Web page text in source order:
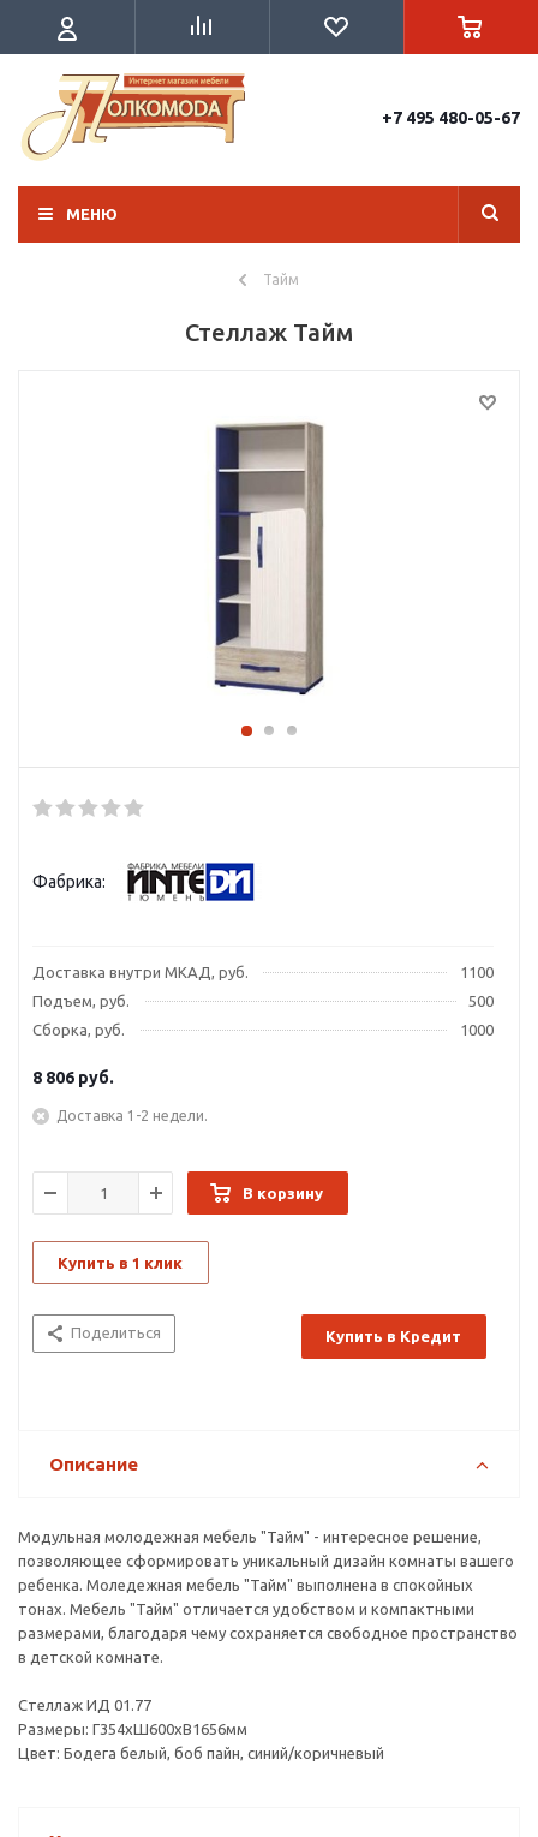
+7 495 480-05-67
МЕНЮ
Тайм
Стеллаж Тайм
Фабрика:
Доставка внутри МКАД, руб.
1100
Подъем, руб.
500
Сборка, руб.
1000
8 806 руб.
Доставка 1-2 недели.
В корзину
Купить в 1 клик
Поделиться Купить в Кредит
Описание
Модульная молодежная мебель "Тайм" - интересное решение,
позволяющее сформировать уникальный дизайн комнаты вашего
ребенка. Моледежная мебель "Тайм" выполнена в спокойных
тонах. Мебель "Тайм" отличается удобством и компактными
размерами, благодаря чему сохраняется свободное пространство
в детской комнате.
Стеллаж ИД 01.77
Размеры: Г354хШ600хВ1656мм
Цвет: Бодега белый, боб пайн, синий/коричневый